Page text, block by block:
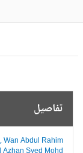
تفاصيل
Wan Abdul Rahim;